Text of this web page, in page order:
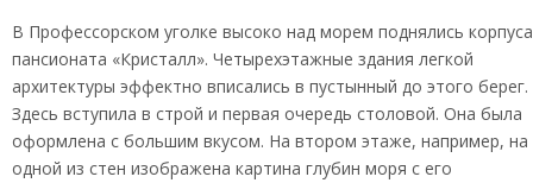
В Профессорском уголке высоко над морем поднялись корпуса
пансионата «Кристалл». Четырехэтажные здания легкой
архитектуры эффектно вписались в пустынный до этого берег.
Здесь вступила в строй и первая очередь столовой. Она была
оформлена с большим вкусом. На втором этаже, например, на
одной из стен изображена картина глубин моря с его